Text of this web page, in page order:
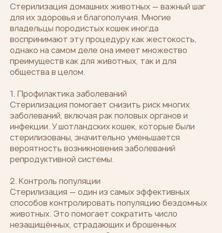
Стерилизация домашних животных — важный шаг
для их здоровья и благополучия. Многие
владельцы породистых кошек иногда
воспринимают эту процедуру как жестокость,
однако на самом деле она имеет множество
преимуществ как для животных, так и для
общества в целом.
1. Профилактика заболеваний
Стерилизация помогает снизить риск многих
заболеваний, включая рак половых органов и
инфекции. У шотландских кошек, которые были
стерилизованы, значительно уменьшается
вероятность возникновения заболеваний
репродуктивной системы.
2. Контроль популяции
Стерилизация — один из самых эффективных
способов контролировать популяцию бездомных
животных. Это помогает сократить число
незащищённых, страдающих и брошенных